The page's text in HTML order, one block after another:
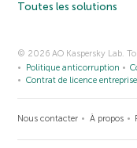
Toutes les solutions
© 2026 AO Kaspersky Lab.
Politique anticorruption
Contrat de licence
Nous contacter À propos